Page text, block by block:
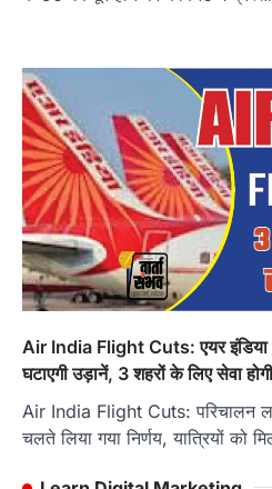
Air India Flight Cuts: एयर इंडिया
घटाएगी उड़ानें, 3 शहरों के लिए सेवा
Air India Flight Cuts: परिचालन
चलते लिया गया निर्णय, यात्रियों को